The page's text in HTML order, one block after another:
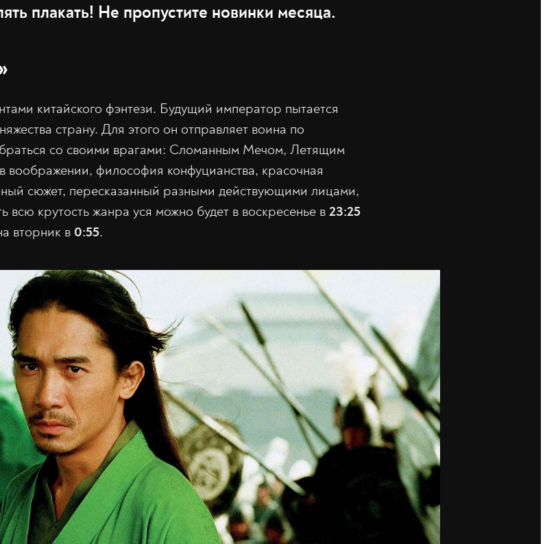
плакать! Не пропустите новинки месяца.
китайского фэнтези. Будущий император пытается
страну. Для этого он отправляет воина по
со своими врагами: Сломанным Мечом, Летящим
философия конфуцианства, красочная
сюжет, пересказанный разными действующими лицами,
всю крутость жанра уся можно будет в воскресенье в 23:25
вторник в 0:55.